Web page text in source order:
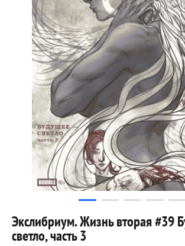
Экслибриум. Жизнь вторая #39
светло, часть 3